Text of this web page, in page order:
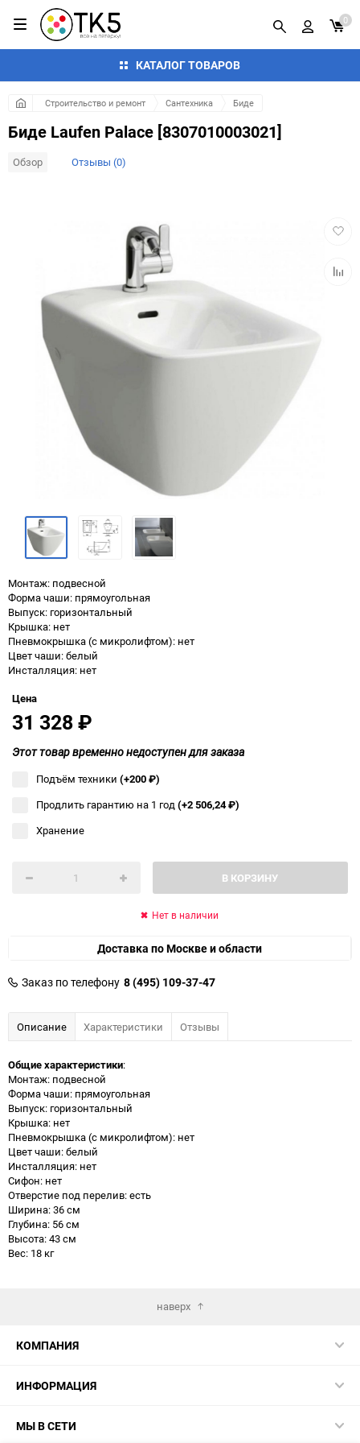
КАТАЛОГ ТОВАРОВ
0
Строительство и ремонт Сантехника Биде
Биде Laufen Palace [8307010003021]
Обзор Отзывы (0)
Монтаж: подвесной
Форма чаши: прямоугольная
Выпуск: горизонтальный
Крышка: нет
Пневмокрышка (с микролифтом): нет
Цвет чаши: белый
Инсталляция: нет
Цена
31 328₽
Этот товар временно недоступен для заказа
Подъём техники (+200₽)
Продлить гарантию на 1 год(+2 506,24₽)
Хранение
В КОРЗИНУ
Нет в наличии
Доставка по Москве и области
Заказ по телефону 8 (495) 109-37-47
Описание Характеристики Отзывы
Общие характеристики:
Монтаж: подвесной
Форма чаши: прямоугольная
Выпуск: горизонтальный
Крышка: нет
Пневмокрышка (с микролифтом): нет
Цвет чаши: белый
Инсталляция: нет
Сифон: нет
Отверстие под перелив: есть
Ширина: 36 см
Глубина: 56 см
Высота: 43 см
Вес: 18 кг
наверх
КОМПАНИЯ
ИНФОРМАЦИЯ
МЫ В СЕТИ